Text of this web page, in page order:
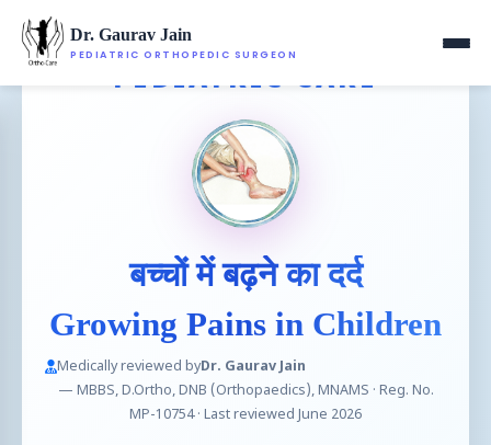
Dr. Gaurav Jain
PEDIATRIC ORTHOPEDIC SURGEON
PEDIATRIC CARE
बच्चों में बढ़ने का दर्द
Growing Pains in Children
Medically reviewed byDr. Gaurav Jain
— MBBS, D.Ortho, DNB (Orthopaedics), MNAMS · Reg. No.
MP-10754 · Last reviewed June 2026